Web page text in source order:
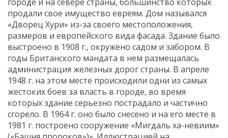
продали свое имущество евреям. Дом назывался
«Дворец Хури» из-за своего местоположения,
размеров и европейского вида фасада. Здание было
выстроено в 1908 г., окружено садом и забором. В
годы Британского мандата в нем размещалась
администрация железных дорог страны. В апреле
1948 г. на этом месте происходили одни из самых
жестоких боев за власть в городе, во время
которых здание серьезно пострадало и частично
сгорело. В 1964 г. оно было снесено и на его месте в
1981 г. построено сооружение «Мигдаль ха-невиим»